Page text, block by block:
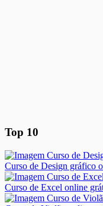
Top 10
Curso de Design gráfico
Curso de Excel online